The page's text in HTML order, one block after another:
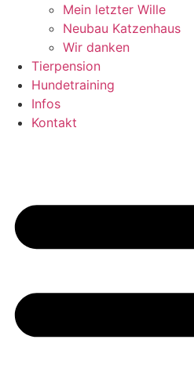
Mein letzter Wille
Neubau Katzenhaus
Wir danken
Tierpension
Hundetraining
Infos
Kontakt